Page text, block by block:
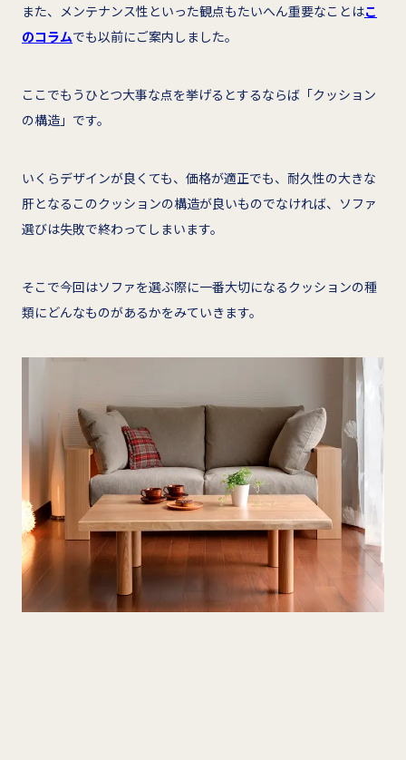
また、メンテナンス性といった観点もたいへん重要なことはこ
のコラムでも以前にご案内しました。
ここでもうひとつ大事な点を挙げるとするならば「クッション
の構造」です。
いくらデザインが良くても、価格が適正でも、耐久性の大きな
肝となるこのクッションの構造が良いものでなければ、ソファ
選びは失敗で終わってしまいます。
そこで今回はソファを選ぶ際に一番大切になるクッションの種
類にどんなものがあるかをみていきます。